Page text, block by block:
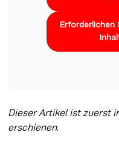
Erforderlichen
Dieser Artikel ist zuerst
erschienen.